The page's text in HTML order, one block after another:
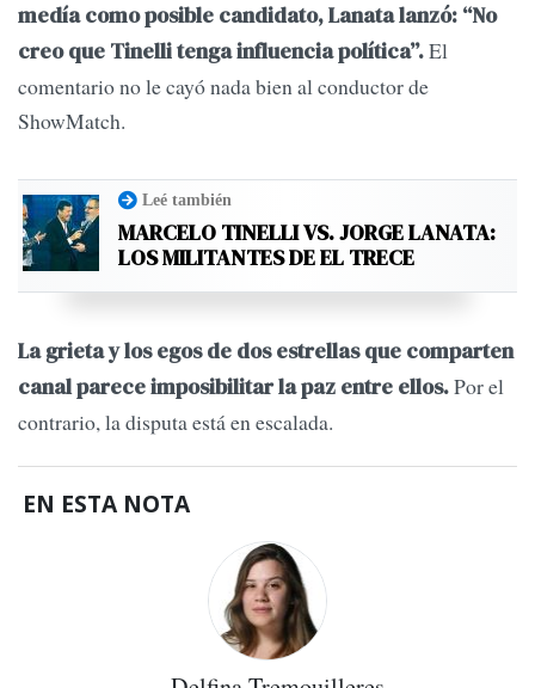
medía como posible candidato, Lanata lanzó: “No
creo que Tinelli tenga influencia política”.El
comentario no le cayó nada bien al conductor de
ShowMatch.
Leé también
MARCELO TINELLI VS. JORGE LANATA:
LOS MILITANTES DE EL TRECE
La grieta y los egos de dos estrellas que comparten
canal parece imposibilitar la paz entre ellos.Por el
contrario, la disputa está en escalada.
EN ESTA NOTA